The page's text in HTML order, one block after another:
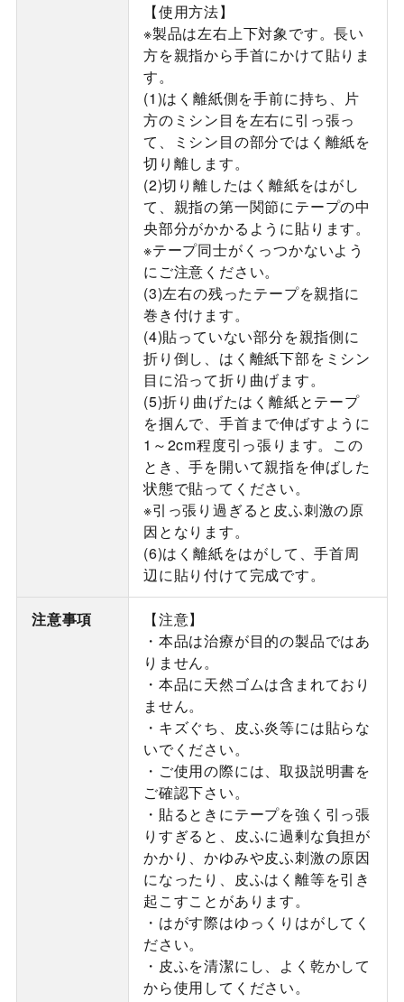
【使用方法】
※製品は左右上下対象です。長い
方を親指から手首にかけて貼りま
す。
(1)はく離紙側を手前に持ち、片
方のミシン目を左右に引っ張っ
て、ミシン目の部分ではく離紙を
切り離します。
(2)切り離したはく離紙をはがし
て、親指の第一関節にテープの中
央部分がかかるように貼ります。
※テープ同士がくっつかないよう
にご注意ください。
(3)左右の残ったテープを親指に
巻き付けます。
(4)貼っていない部分を親指側に
折り倒し、はく離紙下部をミシン
目に沿って折り曲げます。
(5)折り曲げたはく離紙とテープ
を掴んで、手首まで伸ばすように
1～2cm程度引っ張ります。この
とき、手を開いて親指を伸ばした
状態で貼ってください。
※引っ張り過ぎると皮ふ刺激の原
因となります。
(6)はく離紙をはがして、手首周
辺に貼り付けて完成です。
注意事項
【注意】
・本品は治療が目的の製品ではあ
りません。
・本品に天然ゴムは含まれており
ません。
・キズぐち、皮ふ炎等には貼らな
いでください。
・ご使用の際には、取扱説明書を
ご確認下さい。
・貼るときにテープを強く引っ張
りすぎると、皮ふに過剰な負担が
かかり、かゆみや皮ふ刺激の原因
になったり、皮ふはく離等を引き
起こすことがあります。
・はがす際はゆっくりはがしてく
ださい。
・皮ふを清潔にし、よく乾かして
から使用してください。